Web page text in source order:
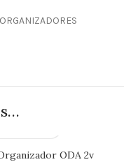
ORGANIZADORES
ODA 2v